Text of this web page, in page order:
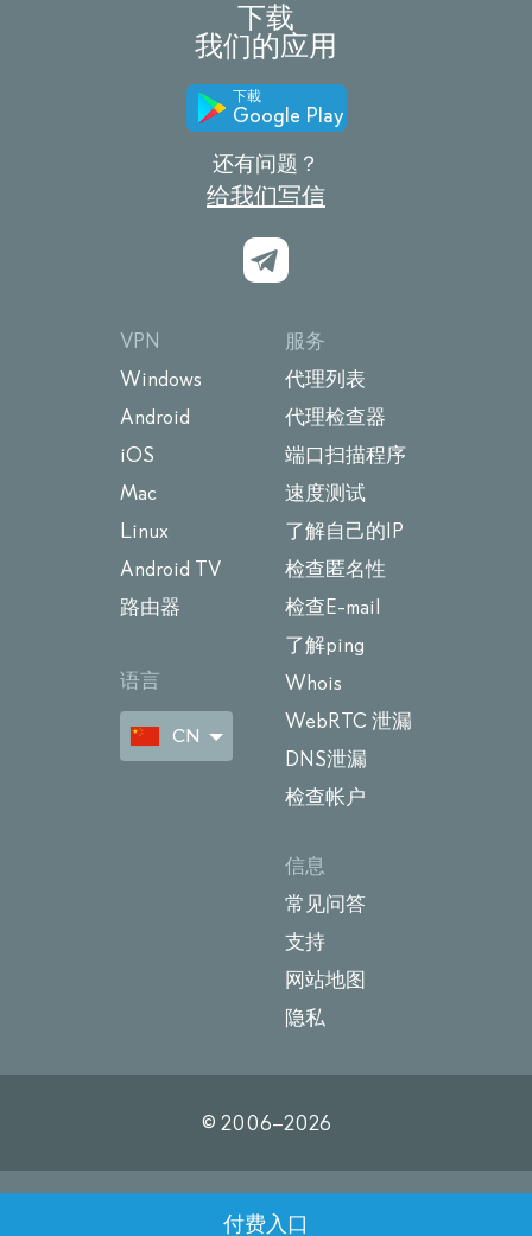
付费入口
下载
我们的应用
下載
Google Play
还有问题？
给我们写信
VPN
Windows
Android
iOS
Mac
Linux
Android TV
路由器
语言
CN
服务
代理列表
代理检查器
端口扫描程序
速度测试
了解自己的IP
检查匿名性
检查E-mail
了解ping
Whois
WebRTC 泄漏
DNS泄漏
检查帐户
信息
常见问答
支持
网站地图
隐私
© 2006–2026